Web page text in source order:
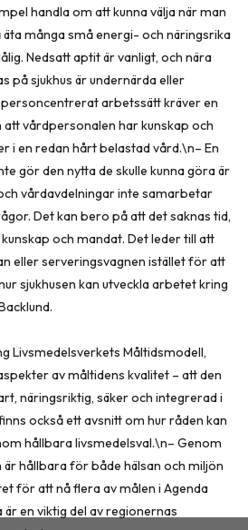
handla om att kunna välja när man
äta många små energi- och näringsrika
Nedsatt aptit är vanligt, och nära
på sjukhus är undernärda eller
arbetssätt kräver en
vårdpersonalen har kunskap och
i en redan hårt belastad vård.\n– En
gör den nytta de skulle kunna göra är
vårdavdelningar inte samarbetar
Det kan bero på att det saknas tid,
och mandat. Det leder till att
eller serveringsvagnen istället för att
sjukhusen kan utveckla arbetet kring
Livsmedelsverkets Måltidsmodell,
av måltidens kvalitet – att den
näringsriktig, säker och integrerad i
också ett avsnitt om hur råden kan
hållbara livsmedelsval.\n– Genom
hållbara för både hälsan och miljön
för att nå flera av målen i Agenda
en viktig del av regionernas